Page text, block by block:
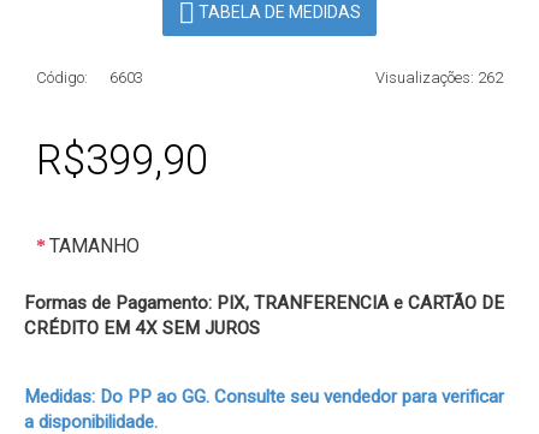
TABELA DE MEDIDAS
Visualizações: 262
Código: 6603
R$399,90
TAMANHO
Formas de Pagamento: PIX, TRANFERENCIA e CARTÃO DE
CRÉDITO EM 4X SEM JUROS
Medidas: Do PP ao GG. Consulte seu vendedor para verificar
a disponibilidade.